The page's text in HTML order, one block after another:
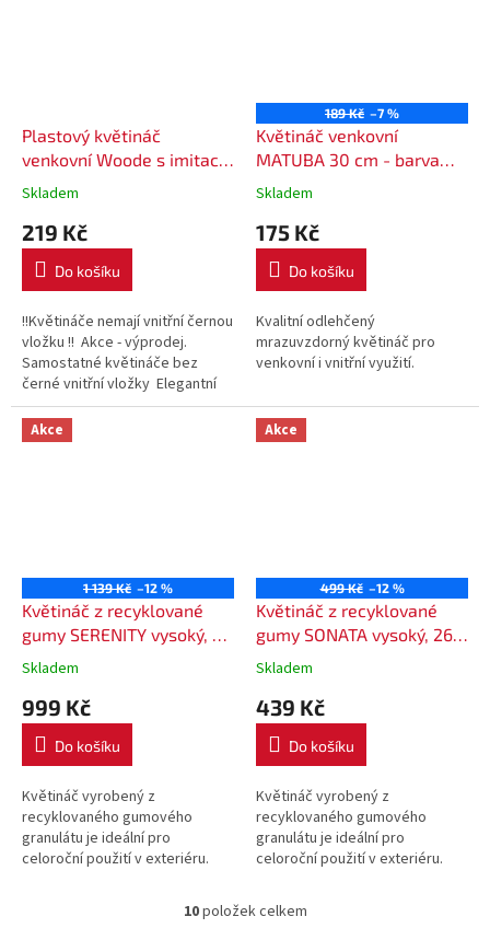
Plastový květináč
venkovní Woode s imitací
dřeva, pr. 30 cm - barva
Skladem
219 Kč
Do košíku
!!Květináče nemají vnitřní černou
vložku !! Akce - výprodej.
Samostatné květináče bez
černé vnitřní vložky Elegantní
plastový květináč v imitaci
dřeva. Vhodný pro...
189 Kč –7 %
Květináč venkovní
MATUBA 30 cm - barva
bílá
Skladem
175 Kč
Do košíku
Kvalitní odlehčený
mrazuvzdorný květináč pro
venkovní i vnitřní využití.
Akce
1 139 Kč –12 %
Květináč z recyklované
gumy SERENITY vysoký, 34
x 34 x 66 cm - barva černá
Skladem
999 Kč
Do košíku
Květináč vyrobený z
recyklovaného gumového
granulátu je ideální pro
celoroční použití v exteriéru.
Akce
499 Kč –12 %
Květináč z recyklované
gumy SONATA vysoký, 26 x
26 x 50 cm - barva šedá
Skladem
439 Kč
Do košíku
Květináč vyrobený z
recyklovaného gumového
granulátu je ideální pro
celoroční použití v exteriéru.
O
10položek celkem